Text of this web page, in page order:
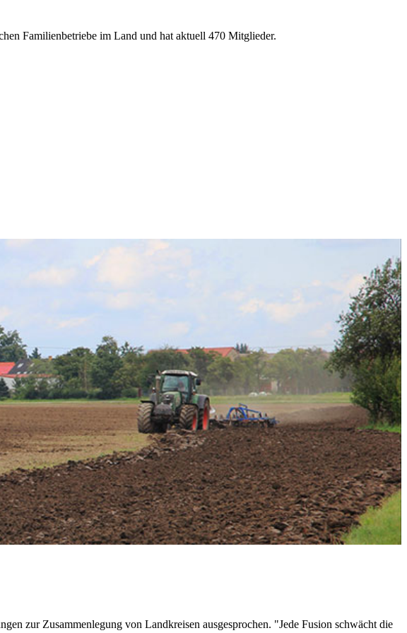
Familienbetriebe im Land und hat aktuell 470 Mitglieder.
zur Zusammenlegung von Landkreisen ausgesprochen. "Jede Fusion schwächt die